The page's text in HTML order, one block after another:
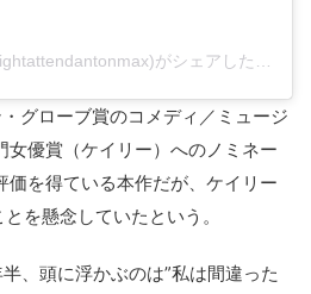
グローブ賞のコメディ／ミュージ
女優賞（ケイリー）へのノミネー
価を得ている本作だが、ケイリー
を懸念していたという。
、頭に浮かぶのは”私は間違った